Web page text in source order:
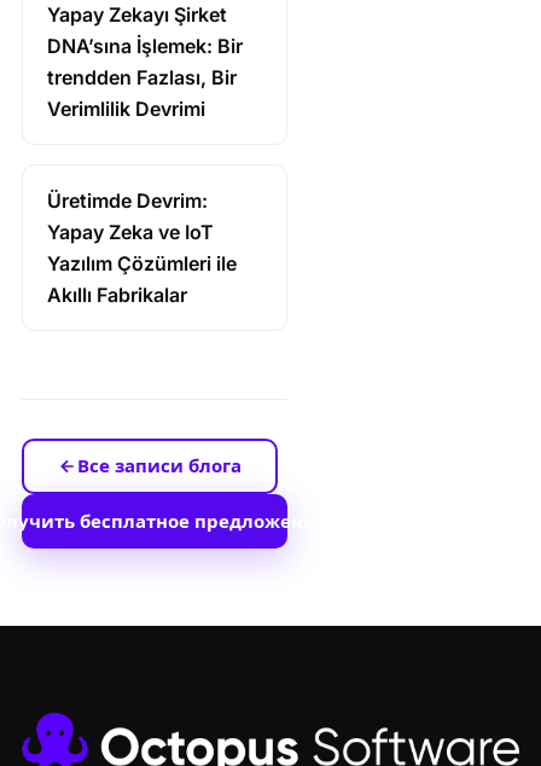
Yapay Zekayı Şirket
DNA’sına İşlemek: Bir
trendden Fazlası, Bir
Verimlilik Devrimi
Üretimde Devrim:
Yapay Zeka ve IoT
Yazılım Çözümleri ile
Akıllı Fabrikalar
Все записи блога
бесплатное предложение